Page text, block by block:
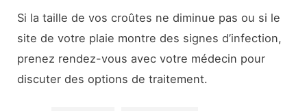
Si la taille de vos croûtes ne diminue pas ou si le
site de votre plaie montre des signes d’infection,
prenez rendez-vous avec votre médecin pour
discuter des options de traitement.